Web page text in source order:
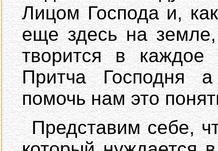
Лицом Господа и,
еще здесь на
творится в
Притча Господня
помочь нам это
Представим себе,